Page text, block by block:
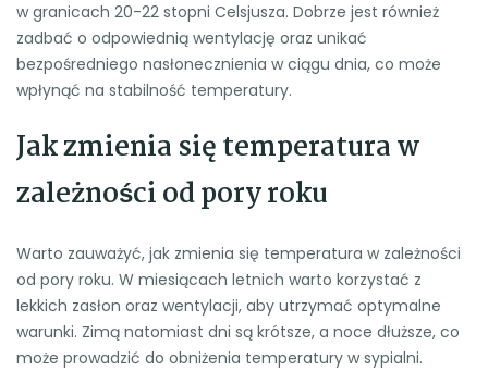
w granicach 20-22 stopni Celsjusza. Dobrze jest również
zadbać o odpowiednią wentylację oraz unikać
bezpośredniego nasłonecznienia w ciągu dnia, co może
wpłynąć na stabilność temperatury.
Jak zmienia się temperatura w
zależności od pory roku
Warto zauważyć, jak zmienia się temperatura w zależności
od pory roku. W miesiącach letnich warto korzystać z
lekkich zasłon oraz wentylacji, aby utrzymać optymalne
warunki. Zimą natomiast dni są krótsze, a noce dłuższe, co
może prowadzić do obniżenia temperatury w sypialni.